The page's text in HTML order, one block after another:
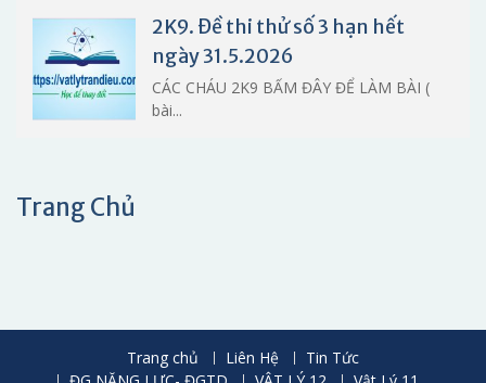
2K9. Đề thi thử số 3 hạn hết
ngày 31.5.2026
CÁC CHÁU 2K9 BẤM ĐÂY ĐỂ LÀM BÀI (
bài...
Trang Chủ
Trang chủ Liên Hệ
Tin Tức